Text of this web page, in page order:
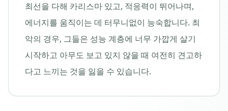
최선을 다해 카리스마 있고, 적응력이 뛰어나며,
에너지를 움직이는 데 터무니없이 능숙합니다. 최
악의 경우, 그들은 성능 계층에 너무 가깝게 살기
시작하고 아무도 보고 있지 않을 때 여전히 견고하
다고 느끼는 것을 잃을 수 있습니다.